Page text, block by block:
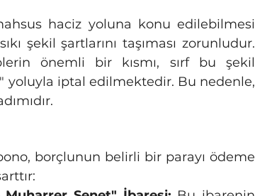
şekil şartlarını taşıması zorunludur.
önemli bir kısmı, sırf bu şekil
yoluyla iptal edilmektedir. Bu nedenle,